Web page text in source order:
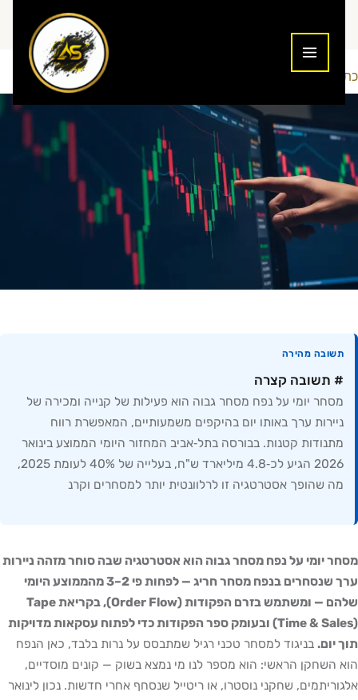
כתיבת תגובה Addiction To Success
תשובה מהירה
# תשובה קצרה
מסחר יומי על נפח מסחר גבוה הוא פעילות של קנייה ומכירה של
ניירות ערך באותו יום בהיקפים משמעותיים, המאפשרת רווח
מתנודות קטנות. בבורסה בתל‑אביב המחזור היומי הממוצע בינואר
2026 הגיע לכ‑4.8 מיליארד ש"ח, בעלייה של 40% לעומת 2025,
מה שהופך אסטרטגיה זו לרלוונטית יותר למסחרים וקרנ
מסחר יומי על נפח מסחר גבוה הוא אסטרטגיה שבה סוחר מזהה ניירות
ערך שנסחרים בנפח מסחר חריג — לפחות פי 2–3 מהממוצע היומי
שלהם — ומשתמש בזרם הפקודות (Order Flow), בקריאת Tape
(Time & Sales) ובעומק ספר הפקודות כדי לפתוח עסקאות מדויקות
תוך יום. בניגוד למסחר טכני רגיל שמתבסס על נרות בלבד, כאן הנפח
הוא השחקן הראשי: הוא מספר לנו מי נמצא בשוק — קונים מוסדיים,
אלגוריתמים, שחקני נוסטרו, או ריטייל שנסחף אחרי חדשות. נכון לינואר